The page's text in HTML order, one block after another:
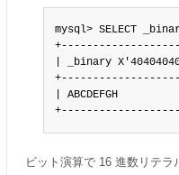
mysql> SELECT
| _binary
| ABCDEFGH
ビット演算で 16 進数リテ